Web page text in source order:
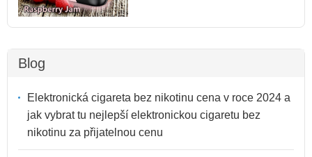
Blog
Elektronická cigareta bez nikotinu cena v roce 2024 a
jak vybrat tu nejlepší elektronickou cigaretu bez
nikotinu za přijatelnou cenu